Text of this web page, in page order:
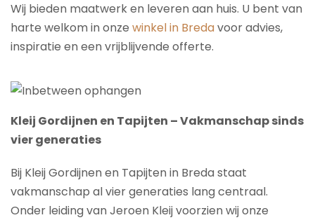
Wij bieden maatwerk en leveren aan huis. U bent van
harte welkom in onze winkel in Bredavoor advies,
inspiratie en een vrijblijvende offerte.
Kleij Gordijnen en Tapijten – Vakmanschap sinds
vier generaties
Bij Kleij Gordijnen en Tapijten in Breda staat
vakmanschap al vier generaties lang centraal.
Onder leiding van Jeroen Kleij voorzien wij onze